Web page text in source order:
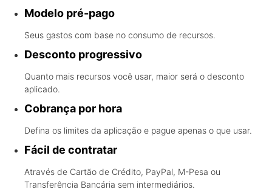
Modelo pré-pago
Seus gastos com base no consumo de recursos.
Desconto progressivo
Quanto mais recursos você usar, maior será o desconto
aplicado.
Cobrança por hora
Defina os limites da aplicação e pague apenas o que usar.
Fácil de contratar
Através de Cartão de Crédito, PayPal, M-Pesa ou
Transferência Bancária sem intermediários.